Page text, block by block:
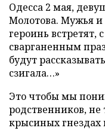
Одесса 2 мая,
Молотова. Мужья
героинь встретят,
сварганенным
будут
сзигала…»
Это чтобы мы
родственников, не
крысиных гнездах